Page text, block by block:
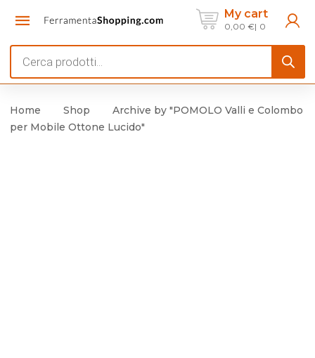
My cart
0,00 € 0
search
Home Shop
Archive by "POMOLO Valli e Colombo
per Mobile Ottone Lucido"